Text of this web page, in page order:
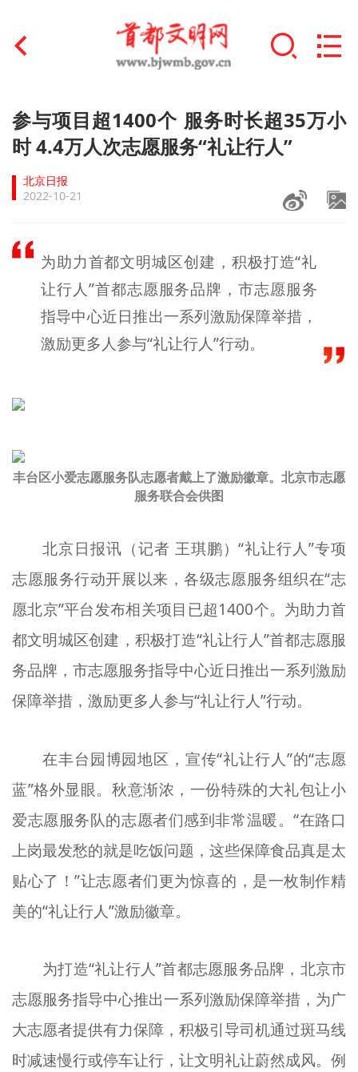
首页
文明创建
文明实践
未成年人思想道德建设
榜样人物
身边好人
北京宣传文化引导基金
宣传思想文化人才
参与项目超1400个 服务时长超35万小
时 4.4万人次志愿服务“礼让行人”
北京日报
2022-10-21
为助力首都文明城区创建，积极打造“礼
让行人”首都志愿服务品牌，市志愿服务
指导中心近日推出一系列激励保障举措，
激励更多人参与“礼让行人”行动。
丰台区小爱志愿服务队志愿者戴上了激励徽章。北京市志愿
服务联合会供图
北京日报讯（记者 王琪鹏）“礼让行人”专项
志愿服务行动开展以来，各级志愿服务组织在“志
愿北京”平台发布相关项目已超1400个。为助力首
都文明城区创建，积极打造“礼让行人”首都志愿服
务品牌，市志愿服务指导中心近日推出一系列激励
保障举措，激励更多人参与“礼让行人”行动。
在丰台园博园地区，宣传“礼让行人”的“志愿
蓝”格外显眼。秋意渐浓，一份特殊的大礼包让小
爱志愿服务队的志愿者们感到非常温暖。“在路口
上岗最发愁的就是吃饭问题，这些保障食品真是太
贴心了！”让志愿者们更为惊喜的，是一枚制作精
美的“礼让行人”激励徽章。
为打造“礼让行人”首都志愿服务品牌，北京市
志愿服务指导中心推出一系列激励保障举措，为广
大志愿者提供有力保障，积极引导司机通过斑马线
时减速慢行或停车让行，让文明礼让蔚然成风。例